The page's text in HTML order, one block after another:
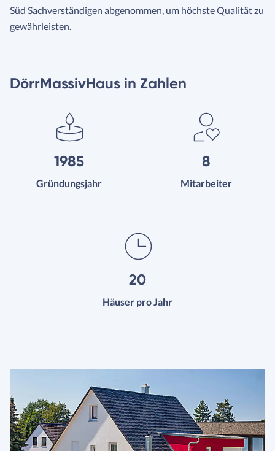
Süd Sachverständigen abgenommen, um höchste Qualität zu
gewährleisten.
DörrMassivHaus in Zahlen
1985
Gründungsjahr
8
Mitarbeiter
20
Häuser pro Jahr